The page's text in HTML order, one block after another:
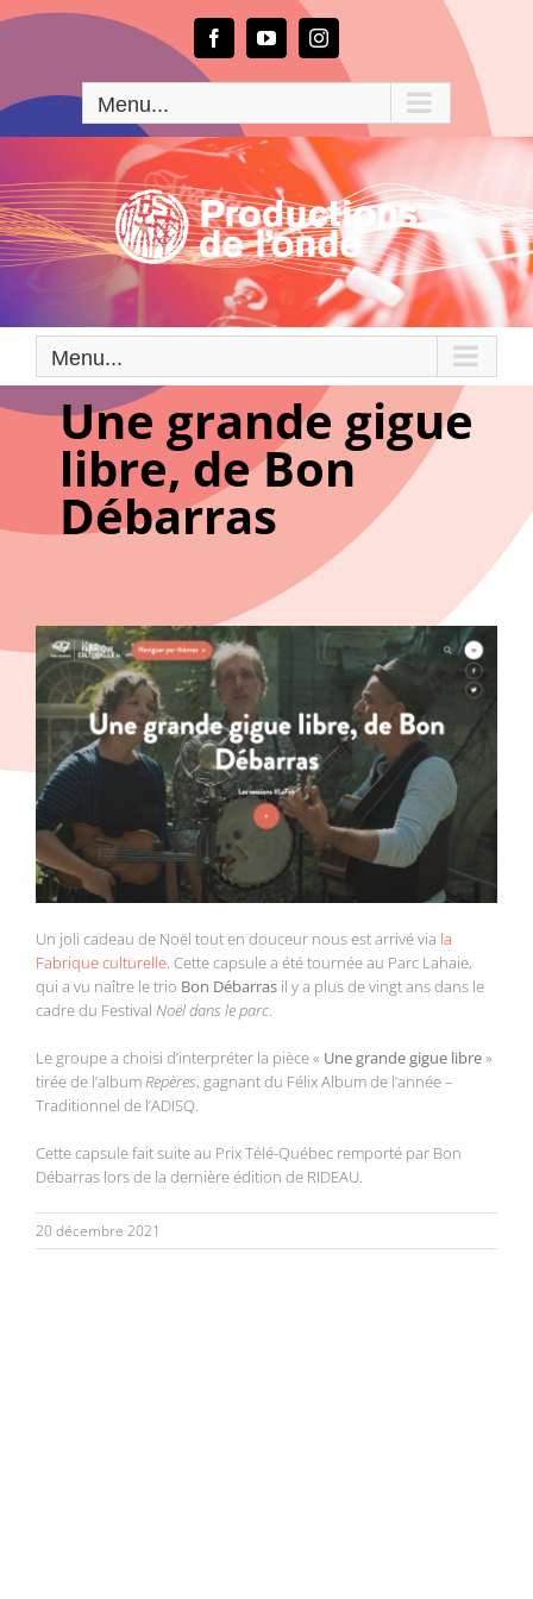
Passer
FacebookYouTubeInstagram
Menu...
Menu...
Une grande gigue
libre, de Bon
Débarras
Un joli cadeau de Noël tout en douceur nous est arrivé via la
Fabrique culturelle. Cette capsule a été tournée au Parc Lahaie,
qui a vu naître le trio Bon Débarras il y a plus de vingt ans dans le
cadre du Festival Noël dans le parc.
Le groupe a choisi d’interpréter la pièce « Une grande gigue libre»
tirée de l’albumRepères, gagnant du Félix Album de l’année –
Traditionnel de l’ADISQ.
Cette capsule fait suite au Prix Télé-Québec remporté par Bon
Débarras lors de la dernière édition de RIDEAU.
20 décembre 2021